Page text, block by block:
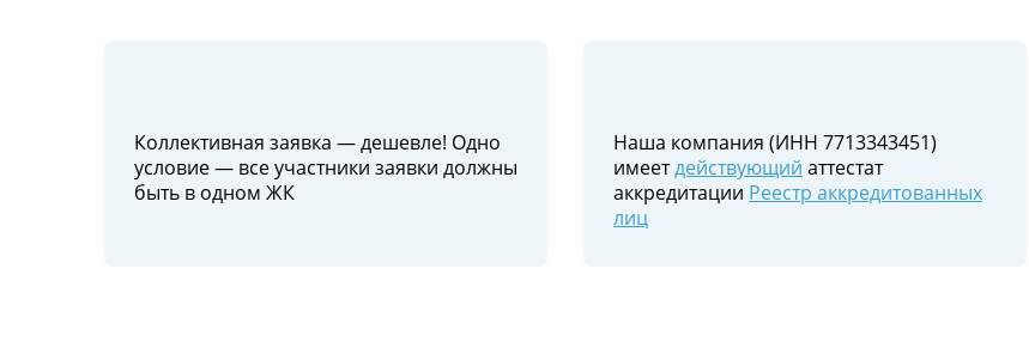
Коллективная заявка — дешевле! Одно
условие — все участники заявки должны
быть в одном ЖК
Наша компания (ИНН 7713343451)
имеетдействующий аттестат
аккредитации Реестр аккредитованных
лиц